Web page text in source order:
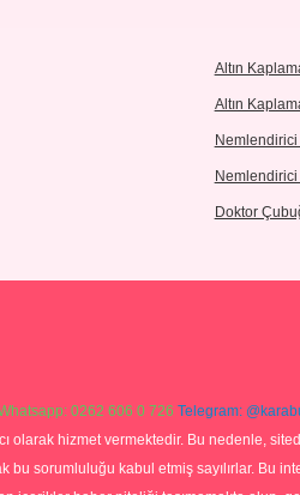
Altın
Altın
Nemlendirici
Nemlendirici
Doktor
0262 606 0 726 Telegram:
olarak hizmet vermektedir. Bu nedenle,
sorumluluğu kabul etmiş sayılırlar. Bu